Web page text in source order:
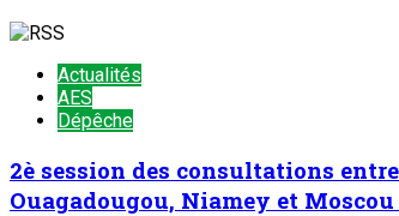
Actualités
AES
Dépêche
2è session des consultations
Ouagadougou, Niamey et